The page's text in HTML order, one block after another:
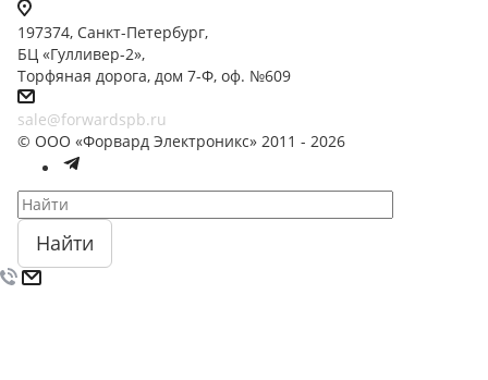
197374, Санкт-Петербург,
БЦ «Гулливер-2»,
Торфяная дорога, дом 7-Ф, оф. №609
sale@forwardspb.ru
© ООО «Форвард Электроникс» 2011 - 2026
Найти